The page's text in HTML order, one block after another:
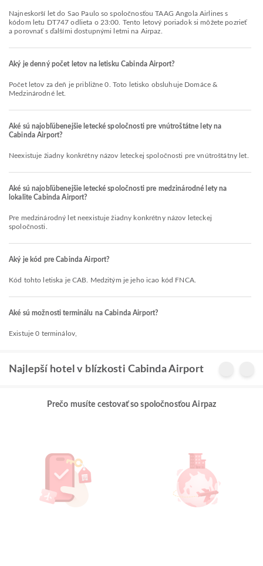
Najneskorší let do Sao Paulo so spoločnosťou TAAG Angola Airlines s
kódom letu DT747 odlieta o 23:00. Tento letový poriadok si môžete pozrieť
a porovnať s ďalšími dostupnými letmi na Airpaz.
Aký je denný počet letov na letisku Cabinda Airport?
Počet letov za deň je približne 0. Toto letisko obsluhuje Domáce &
Medzinárodné let.
Aké sú najobľúbenejšie letecké spoločnosti pre vnútroštátne lety na
Cabinda Airport?
Neexistuje žiadny konkrétny názov leteckej spoločnosti pre vnútroštátny let.
Aké sú najobľúbenejšie letecké spoločnosti pre medzinárodné lety na
lokalite Cabinda Airport?
Pre medzinárodný let neexistuje žiadny konkrétny názov leteckej
spoločnosti.
Aký je kód pre Cabinda Airport?
Kód tohto letiska je CAB. Medzitým je jeho icao kód FNCA.
Aké sú možnosti terminálu na Cabinda Airport?
Existuje 0 terminálov,
Najlepší hotel v blízkosti Cabinda Airport
Prečo musíte cestovať so spoločnosťou Airpaz